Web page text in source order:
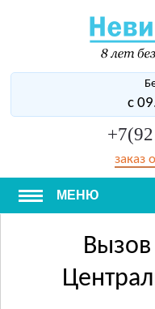
с
заказ
МЕНЮ
Вызов